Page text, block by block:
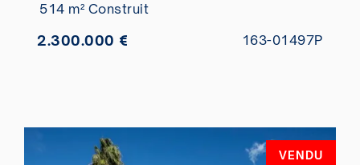
514 m² Construit
2.300.000 € 163-01497P
VENDU